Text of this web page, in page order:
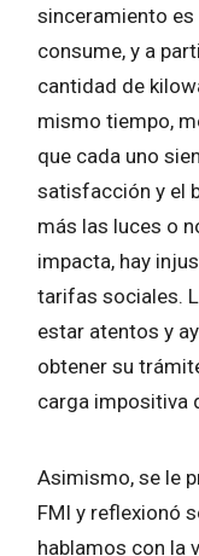
sinceramiento es
consume, y a
cantidad de
mismo tiempo,
que cada uno
satisfacción y el
más las luces o
impacta, hay
tarifas sociales.
estar atentos y
obtener su
carga impositiva
Asimismo, se le
FMI y reflexionó
hablamos con la